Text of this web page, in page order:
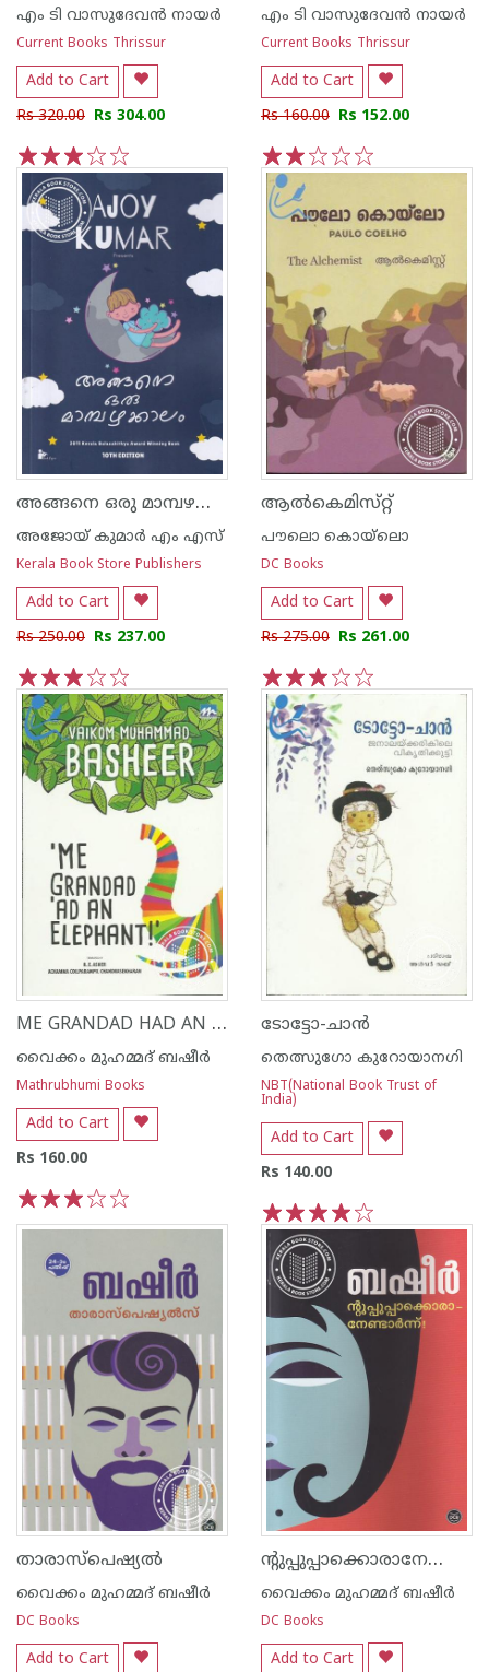
എം ടി വാസുദേവന്‍ നായര്‍
Current Books Thrissur
Add to Cart
Rs 320.00 Rs 304.00
5
4
3
2
1
എം ടി വാസുദേവന്‍ നായര്‍
Current Books Thrissur
Add to Cart
Rs 160.00 Rs 152.00
5
4
3
2
1
അങ്ങനെ ഒരു മാമ്പഴക്കാലം
അജോയ് കുമാര്‍ എം എസ്
Kerala Book Store Publishers
Add to Cart
Rs 250.00 Rs 237.00
5
4
3
2
1
ആല്‍കെമിസ്‌റ്റ്‌
പൗലൊ കൊയ്ലൊ
DC Books
Add to Cart
Rs 275.00 Rs 261.00
5
4
3
2
1
ME GRANDAD HAD AN ELEPHANT
വൈക്കം മുഹമ്മദ് ബഷീര്‍
Mathrubhumi Books
Add to Cart
Rs 160.00
5
4
3
2
1
ടോട്ടോ-ചാ‌ന്‍
തെത്സുഗോ കുറോയാനഗി
NBT(National Book Trust of
India)
Add to Cart
Rs 140.00
5
4
3
2
1
താരാസ്പെഷ്യല്‍
വൈക്കം മുഹമ്മദ് ബഷീര്‍
DC Books
Add to Cart
ന്റുപ്പുപ്പാക്കൊരാനേണ്ടാര്‍ന്ന്
വൈക്കം മുഹമ്മദ് ബഷീര്‍
DC Books
Add to Cart